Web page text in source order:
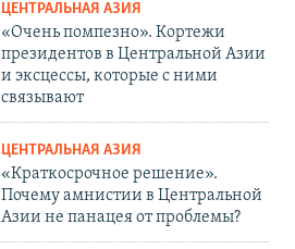
ЦЕНТРАЛЬНАЯ АЗИЯ
«Очень помпезно». Кортежи
президентов в Центральной Азии
и эксцессы, которые с ними
связывают
ЦЕНТРАЛЬНАЯ АЗИЯ
«Краткосрочное решение».
Почему амнистии в Центральной
Азии не панацея от проблемы?